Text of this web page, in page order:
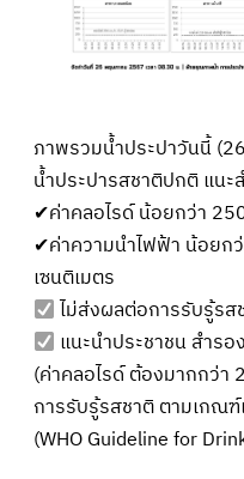
ภาพรวมน้ำประปาวันนี้
น้ำประปารสชาติปกติ แนะ
✔ค่าคลอไรด์ น้อยกว่า
✔ค่าความนำไฟฟ้า น้อยก
เซนติเมตร
ไม่ส่งผลต่อการรับรู้รส
แนะนำประชาชน สำรอ
(ค่าคลอไรด์ ต้องมากกว่
การรับรู้รสชาติ ตามเกณ
(WHO Guideline for